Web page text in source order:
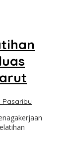
Pasaribu